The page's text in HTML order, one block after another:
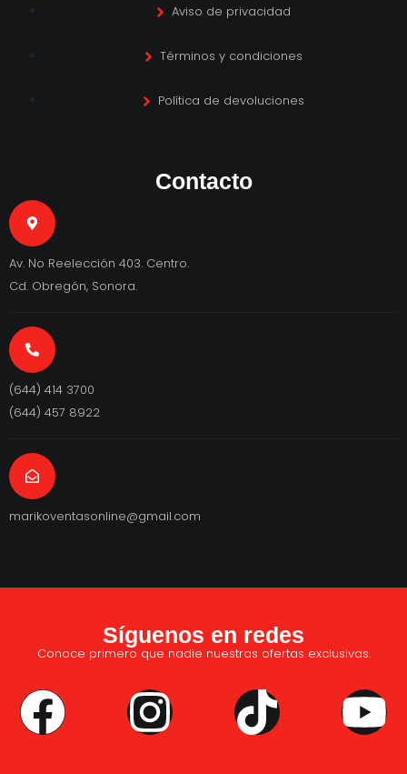
Aviso de privacidad
Términos y condiciones
Política de devoluciones
Contacto
Av. No Reelección 403. Centro.
Cd. Obregón, Sonora.
(644) 414 3700
(644) 457 8922
marikoventasonline@gmail.com
Síguenos en redes
Conoce primero que nadie nuestras ofertas exclusivas.